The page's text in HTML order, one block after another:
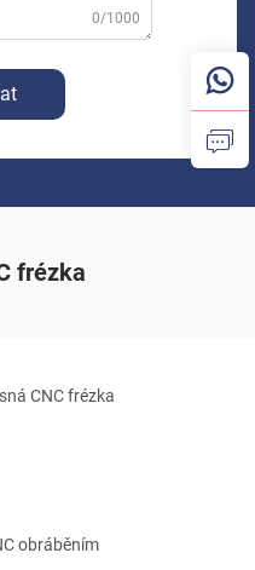
0/1000
frézka
CNC frézka
obráběním